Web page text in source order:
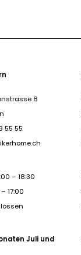
8
55 55
– 18:30
17:00
Juli und